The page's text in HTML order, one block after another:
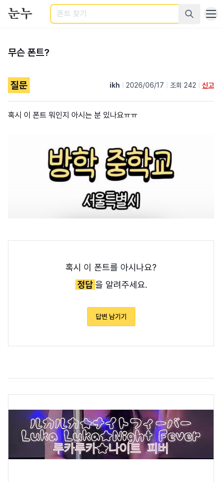
검색
무슨 폰트?
질문 ikh 2026/06/17 조회 242 신고
혹시 이 폰트 뭐인지 아시는 분 있나요ㅠㅠ
혹시 이 폰트를 아시나요?
정답을 알려주세요.
답변 남기기